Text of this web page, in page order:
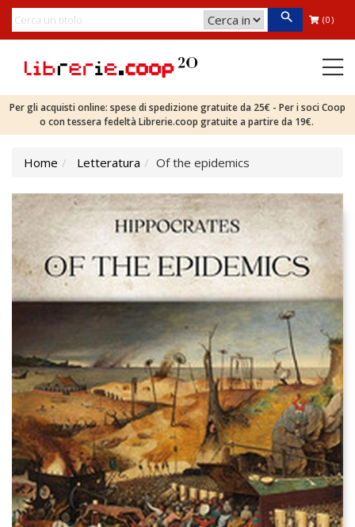
(0)
Per gli acquisti online: spese di spedizione gratuite da 25€ - Per i soci Coop
o con tessera fedeltà Librerie.coop gratuite a partire da 19€.
Home Letteratura Of the epidemics